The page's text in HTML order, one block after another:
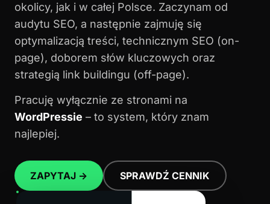
okolicy, jak i w całej Polsce. Zaczynam od
audytu SEO, a następnie zajmuję się
optymalizacją treści, technicznym SEO (on-
page), doborem słów kluczowych oraz
strategią link buildingu (off-page).
Pracuję wyłącznie ze stronami na
WordPressie – to system, który znam
najlepiej.
ZAPYTAJ → SPRAWDŹ CENNIK